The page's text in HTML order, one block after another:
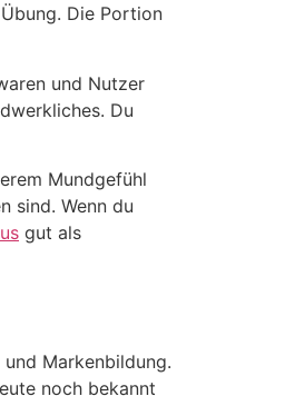
Die Portion
und Nutzer
Du
Mundgefühl
sind. Wenn du
gut als
Markenbildung.
noch bekannt